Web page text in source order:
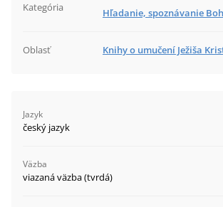
Kategória Hľadanie, spoznávanie
Oblasť Knihy o umučení Ježiša
Jazyk
český jazyk
Väzba
viazaná väzba (tvrdá)